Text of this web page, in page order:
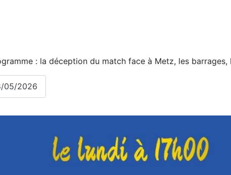
: la déception du match face à Metz, les
05/2026